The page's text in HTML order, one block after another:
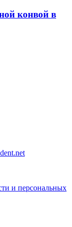
конвой в
и персональных